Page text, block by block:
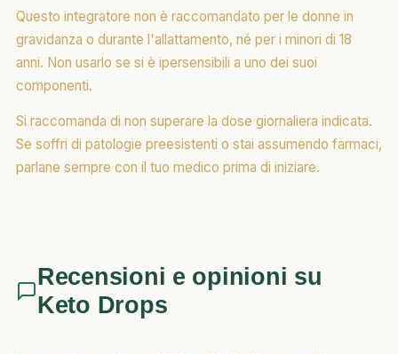
Questo integratore non è raccomandato per le donne in
gravidanza o durante l'allattamento, né per i minori di 18
anni. Non usarlo se si è ipersensibili a uno dei suoi
componenti.
Si raccomanda di non superare la dose giornaliera indicata.
Se soffri di patologie preesistenti o stai assumendo farmaci,
parlane sempre con il tuo medico prima di iniziare.
Recensioni e opinioni su
Keto Drops